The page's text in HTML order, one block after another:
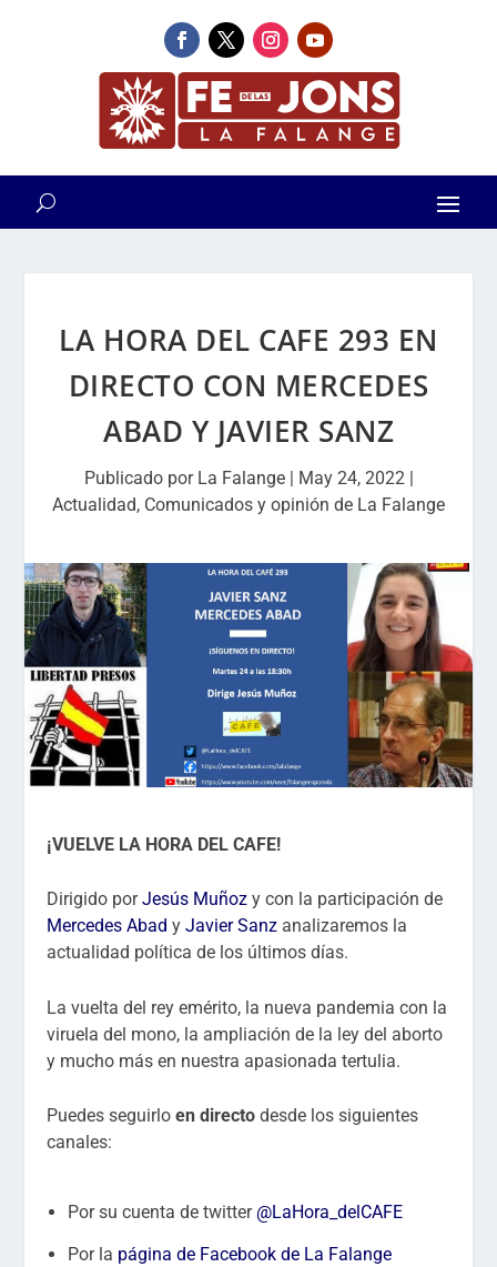
LA HORA DEL CAFE 293 EN
DIRECTO CON MERCEDES
ABAD Y JAVIER SANZ
Publicado por La Falange| May 24, 2022|
Actualidad, Comunicados y opinión de La Falange
¡VUELVE LA HORA DEL CAFE!
Dirigido porJesús Muñoz y con la participación de
Mercedes Abad yJavier Sanz analizaremos la
actualidad política de los últimos días.
La vuelta del rey emérito, la nueva pandemia con la
viruela del mono, la ampliación de la ley del aborto
y mucho más en nuestra apasionada tertulia.
Puedes seguirloen directo desde los siguientes
canales:
Por su cuenta de twitter @LaHora_delCAFE
Por la página de Facebook de La Falange